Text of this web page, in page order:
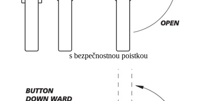
s bezpečnostnou poistkou